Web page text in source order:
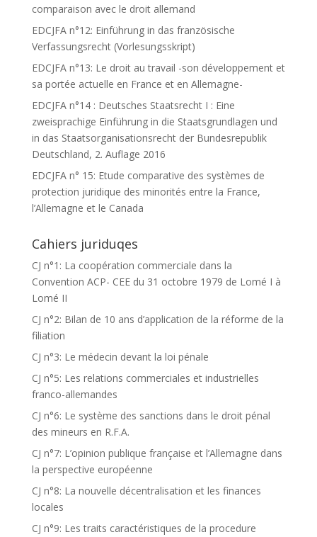
comparaison avec le droit allemand
EDCJFA n°12: Einführung in das französische
Verfassungsrecht (Vorlesungsskript)
EDCJFA n°13: Le droit au travail -son développement et
sa portée actuelle en France et en Allemagne-
EDCJFA n°14 : Deutsches Staatsrecht I : Eine
zweisprachige Einführung in die Staatsgrundlagen und
in das Staatsorganisationsrecht der Bundesrepublik
Deutschland, 2. Auflage 2016
EDCJFA n° 15: Etude comparative des systèmes de
protection juridique des minorités entre la France,
l’Allemagne et le Canada
Cahiers juriduqes
CJ n°1: La coopération commerciale dans la
Convention ACP- CEE du 31 octobre 1979 de Lomé I à
Lomé II
CJ n°2: Bilan de 10 ans d’application de la réforme de la
filiation
CJ n°3: Le médecin devant la loi pénale
CJ n°5: Les relations commerciales et industrielles
franco-allemandes
CJ n°6: Le système des sanctions dans le droit pénal
des mineurs en R.F.A.
CJ n°7: L’opinion publique française et l’Allemagne dans
la perspective européenne
CJ n°8: La nouvelle décentralisation et les finances
locales
CJ n°9: Les traits caractéristiques de la procedure